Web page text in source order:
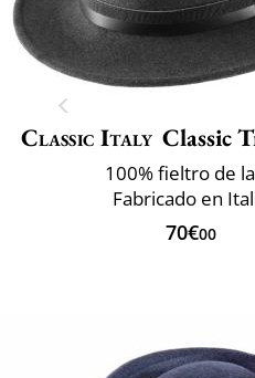
Classic Italy Classic
100% fieltro de
Fabricado en
70€00